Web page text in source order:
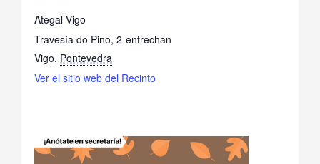
Ategal Vigo
Travesía do Pino, 2-entrechan
Vigo, Pontevedra
Ver el sitio web del Recinto